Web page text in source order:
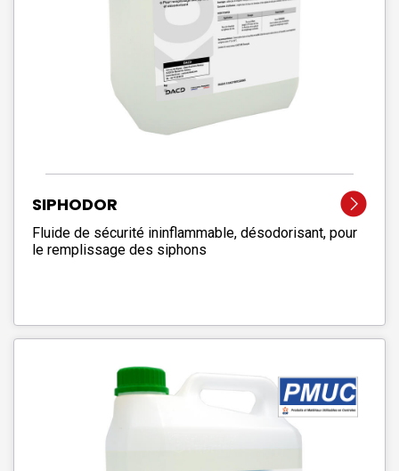
SIPHODOR
Fluide de sécurité ininflammable, désodorisant, pour
le remplissage des siphons